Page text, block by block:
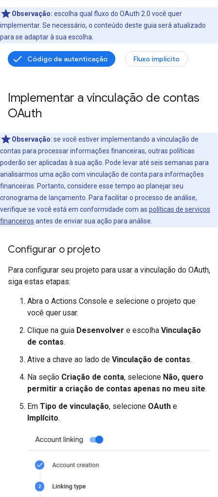
Observação: escolha qual fluxo do OAuth 2.0 você quer
implementar. Se necessário, o conteúdo deste guia será atualizado
para se adaptar à sua escolha.
Código de autenticação Fluxo implícito
Implementar a vinculação de contas
OAuth
Observação: se você estiver implementando a vinculação de
contas para processar informações financeiras, outras políticas
poderão ser aplicadas à sua ação. Pode levar até seis semanas para
analisarmos uma ação com vinculação de conta para informações
financeiras. Portanto, considere esse tempo ao planejar seu
cronograma de lançamento. Para facilitar o processo de análise,
verifique se você está em conformidade com as políticas de serviços
financeiros antes de enviar sua ação para análise.
Configurar o projeto
Para configurar seu projeto para usar a vinculação do OAuth,
siga estas etapas:
Abra o Actions Console e selecione o projeto que
você quer usar.
Clique na guia Desenvolver e escolha Vinculação
de contas.
Ative a chave ao lado de Vinculação de contas.
Na seção Criação de conta, selecione Não, quero
permitir a criação de contas apenas no meu site.
Em Tipo de vinculação, selecione OAuth e
Implícito.